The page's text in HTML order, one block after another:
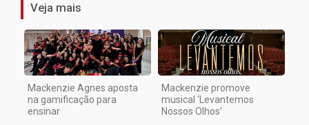
Veja mais
Mackenzie Agnes aposta
na gamificação para
ensinar
Mackenzie promove
musical ‘Levantemos
Nossos Olhos’